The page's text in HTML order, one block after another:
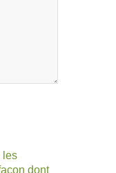
les
dont